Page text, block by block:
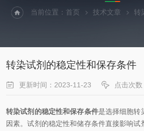
当前位置：首页 技术文章 转
转染试剂的稳定性和保存条件
更新时间：2023-11-23 点击次
转染试剂的稳定性和保存条件是选择细胞转
因素。试剂的稳定性和储存条件直接影响试